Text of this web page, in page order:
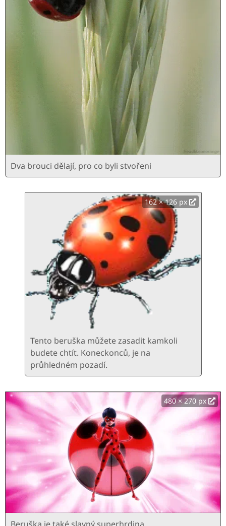
Dva brouci dělají, pro co byli stvořeni
162 × 126 px
Tento beruška můžete zasadit kamkoli
budete chtít. Koneckonců, je na
průhledném pozadí.
480 × 270 px